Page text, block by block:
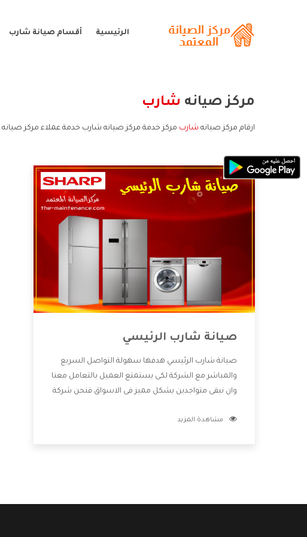
الرئيسية أقسام صيانة شارب
مركز صيانه شارب
ارقام مركز صيانه شارب مركز خدمة مركز صيانه شارب خدمة عملاء مركز
صيانة شارب الرئيسي
صيانة شارب الرئيسي هدفها سهولة التواصل السريع
والمباشر مع الشركة لكى يستمتع العميل بالتعامل معنا
وان نبقى متواجدين بشكل مميز فى الاسواق فنحن شركة
بالخدمات التى تنفرد الشركة بها والتى تكون منها خدمة
مشاهدة المزيد